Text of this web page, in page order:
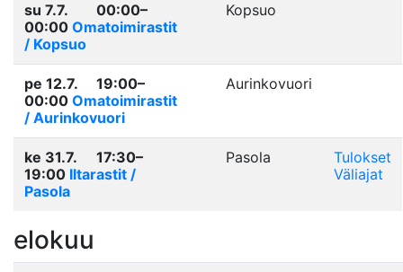
su 7.7.
00:00–
00:00 Omatoimirastit
/ Kopsuo
Kopsuo
pe 12.7.
19:00–
00:00 Omatoimirastit
/ Aurinkovuori
Aurinkovuori
ke 31.7.
17:30–
19:00 Iltarastit /
Pasola
Pasola
Tulokset
Väliajat
elokuu